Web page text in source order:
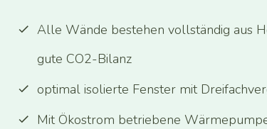
Alle Wände bestehen vollständig aus
gute CO2-Bilanz
optimal isolierte Fenster mit
Mit Ökostrom betriebene